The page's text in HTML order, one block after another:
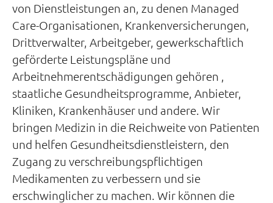
von Dienstleistungen an, zu denen Managed
Care-Organisationen, Krankenversicherungen,
Drittverwalter, Arbeitgeber, gewerkschaftlich
geförderte Leistungspläne und
Arbeitnehmerentschädigungen gehören ,
staatliche Gesundheitsprogramme, Anbieter,
Kliniken, Krankenhäuser und andere. Wir
bringen Medizin in die Reichweite von Patienten
und helfen Gesundheitsdienstleistern, den
Zugang zu verschreibungspflichtigen
Medikamenten zu verbessern und sie
erschwinglicher zu machen. Wir können die